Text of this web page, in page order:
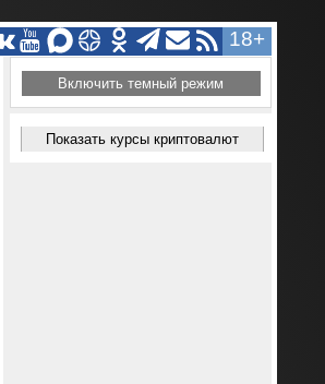
18+
Включить темный режим
Показать курсы криптовалют